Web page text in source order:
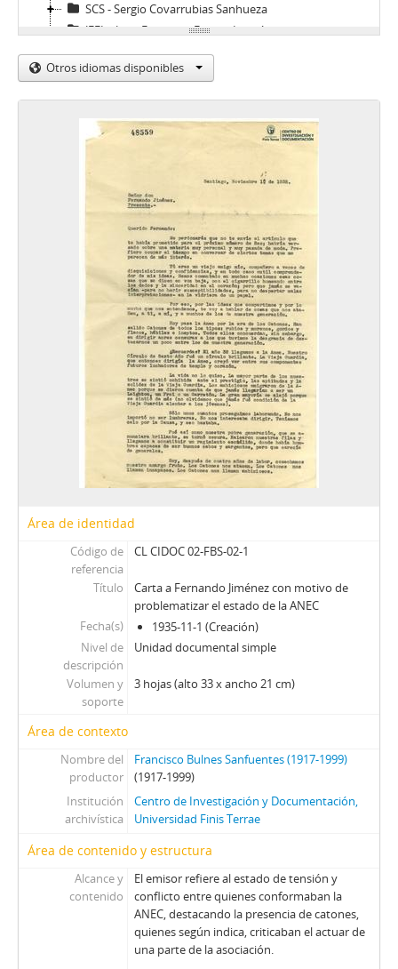
SCS - Sergio Covarrubias Sanhueza
JFFL - Juan Francisco Fresno Larraín
GIF - Gonzalo Izquierdo Fernández
SOJR - Sergio Onofre Jarpa Reyes
AMP - Alfonso Marquéz de la Plata Yrarrázaval
Otros idiomas disponibles
Área de identidad
Código de
referencia
CL CIDOC 02-FBS-02-1
Título
Carta a Fernando Jiménez con motivo de
problematizar el estado de la ANEC
Fecha(s)
1935-11-1 (Creación)
Nivel de
descripción
Unidad documental simple
Volumen y
soporte
3 hojas (alto 33 x ancho 21 cm)
Área de contexto
Nombre del
productor
Francisco Bulnes Sanfuentes (1917-1999)
(1917-1999)
Institución
archivística
Centro de Investigación y Documentación,
Universidad Finis Terrae
Área de contenido y estructura
Alcance y
contenido
El emisor refiere al estado de tensión y
conflicto entre quienes conformaban la
ANEC, destacando la presencia de catones,
quienes según indica, criticaban el actuar de
una parte de la asociación.